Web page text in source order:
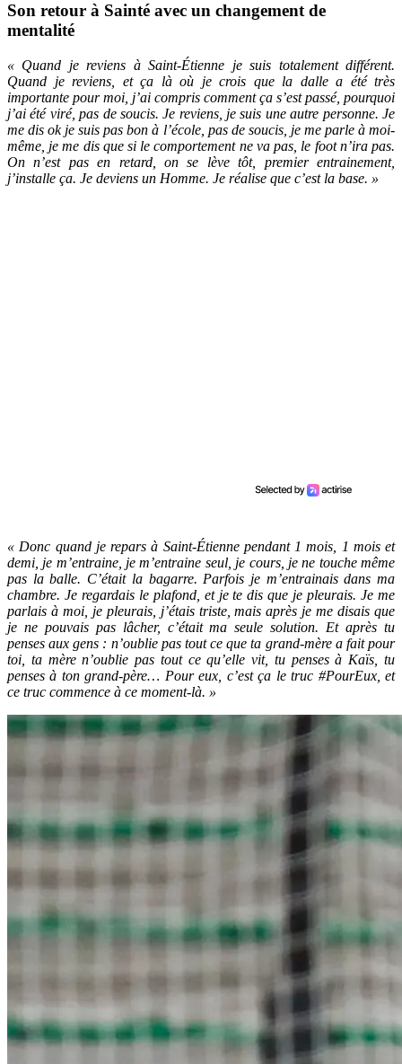
Son retour à Sainté avec un changement de
mentalité
« Quand je reviens à Saint-Étienne je suis totalement différent.
Quand je reviens, et ça là où je crois que la dalle a été très
importante pour moi, j’ai compris comment ça s’est passé, pourquoi
j’ai été viré, pas de soucis. Je reviens, je suis une autre personne. Je
me dis ok je suis pas bon à l’école, pas de soucis, je me parle à moi-
même, je me dis que si le comportement ne va pas, le foot n’ira pas.
On n’est pas en retard, on se lève tôt, premier entrainement,
j’installe ça. Je deviens un Homme. Je réalise que c’est la base. »
« Donc quand je repars à Saint-Étienne pendant 1 mois, 1 mois et
demi, je m’entraine, je m’entraine seul, je cours, je ne touche même
pas la balle. C’était la bagarre. Parfois je m’entrainais dans ma
chambre. Je regardais le plafond, et je te dis que je pleurais. Je me
parlais à moi, je pleurais, j’étais triste, mais après je me disais que
je ne pouvais pas lâcher, c’était ma seule solution. Et après tu
penses aux gens : n’oublie pas tout ce que ta grand-mère a fait pour
toi, ta mère n’oublie pas tout ce qu’elle vit, tu penses à Kaïs, tu
penses à ton grand-père… Pour eux, c’est ça le truc #PourEux, et
ce truc commence à ce moment-là. »